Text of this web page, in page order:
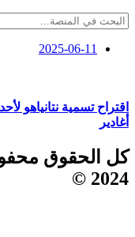
2025-06-11
اقتراح تسمية نتانياهو
أغادير
كل الحقوق
2024 ©